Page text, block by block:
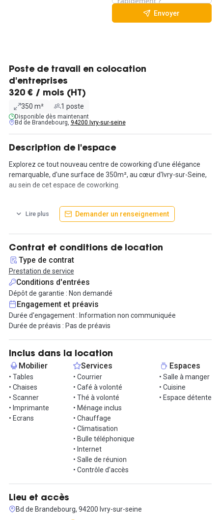
Envoyer
Poste de travail en colocation
d'entreprises
320 € / mois (HT)
350 m² 1 poste
Disponible dès maintenant
Bd de Brandebourg, 94200 Ivry-sur-seine
Description de l'espace
Explorez ce tout nouveau centre de coworking d'une élégance
remarquable, d'une surface de 350m², au cœur d'Ivry-sur-Seine,
au sein de cet espace de coworking.
En optant pour la location de ces postes de travail, vous
bénéficierez d'un environnement accueillant, imprégné d'une
productivité associée aux bureaux des grandes entreprises grâce
à des équipements haut de gamme.
De surcroît, la location de votre bureau vous donnera accès à une
panoplie complète de services conçus pour soutenir le
développement de votre activité professionnelle et favoriser
l'expansion de votre réseau.
N'hésitez pas à nous contacter dès maintenant pour planifier une
visite et découvrir par vous-même les avantages uniques que cet
espace de coworking peut offrir à votre entreprise !
Lire plus Demander un renseignement
Contrat et conditions de location
Type de contrat
Prestation de service
Conditions d'entrées
Dépôt de garantie : Non demandé
Engagement et préavis
Durée d'engagement : Information non communiquée
Durée de préavis : Pas de préavis
Inclus dans la location
Mobilier
• Tables
• Chaises
• Scanner
• Imprimante
• Ecrans
Services
• Courrier
• Café à volonté
• Thé à volonté
• Ménage inclus
• Chauffage
• Climatisation
• Bulle téléphonique
• Internet
• Salle de réunion
• Contrôle d'accès
Espaces
• Salle à manger
• Cuisine
• Espace détente
Lieu et accès
Bd de Brandebourg, 94200 Ivry-sur-seine